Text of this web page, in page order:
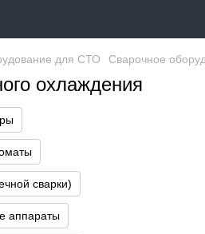
для СТО Сварочное
охлаждения
сварки)
аппараты